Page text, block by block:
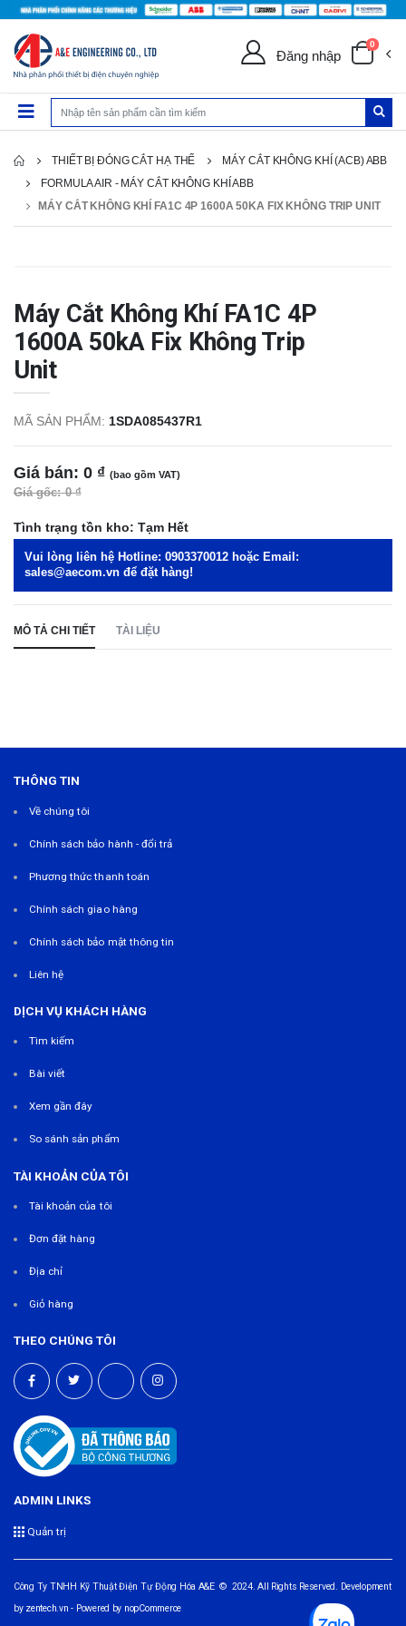
Đăng nhập
0
THIẾT BỊ ĐÓNG CẮT HẠ THẾ
MÁY CẮT KHÔNG KHÍ (ACB) ABB
FORMULA AIR - MÁY CẮT KHÔNG KHÍ ABB
MÁY CẮT KHÔNG KHÍ FA1C 4P 1600A 50KA FIX KHÔNG TRIP UNIT
Máy Cắt Không Khí FA1C 4P
1600A 50kA Fix Không Trip
Unit
MÃ SẢN PHẨM: 1SDA085437R1
Giá bán: 0 ₫ (bao gồm VAT)
Giá gốc: 0 ₫
Tình trạng tồn kho: Tạm Hết
Vui lòng liên hệ Hotline: 0903370012 hoặc Email:
sales@aecom.vn để đặt hàng!
MÔ TẢ CHI TIẾT TÀI LIỆU
THÔNG TIN
Về chúng tôi
Chính sách bảo hành - đổi trả
Phương thức thanh toán
Chính sách giao hàng
Chính sách bảo mật thông tin
Liên hệ
DỊCH VỤ KHÁCH HÀNG
Tìm kiếm
Bài viết
Xem gần đây
So sánh sản phẩm
TÀI KHOẢN CỦA TÔI
Tài khoản của tôi
Đơn đặt hàng
Địa chỉ
Giỏ hàng
THEO CHÚNG TÔI
ADMIN LINKS
Quản trị
Công Ty TNHH Kỹ Thuật Điện Tự Động Hóa A&E © 2024. All Rights Reserved. Development
by zentech.vn - Powered by nopCommerce